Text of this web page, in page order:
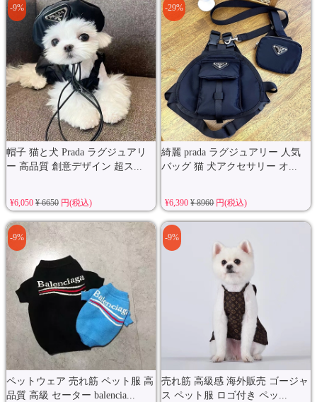
帽子 猫と犬 Prada ラグジュアリ
ー 高品質 創意デザイン 超ス...
-9%
¥6,050 ¥ 6650円(税込)
綺麗 prada ラグジュアリー 人気
バッグ 猫 犬アクセサリー オ...
-29%
¥6,390¥ 8960円(税込)
ペットウェア 売れ筋 ペット服 高
品質 高級 セーター balencia...
-9%
売れ筋 高級感 海外販売 ゴージャ
ス ペット服 ロゴ付き ペッ...
-9%